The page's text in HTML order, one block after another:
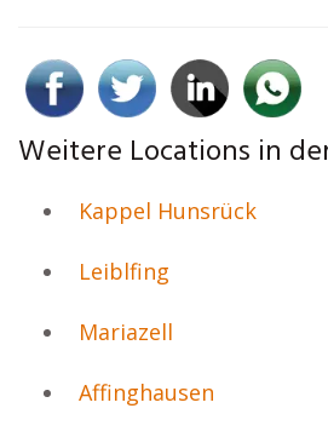
Weitere Locations in
Kappel Hunsrück
Leiblfing
Mariazell
Affinghausen